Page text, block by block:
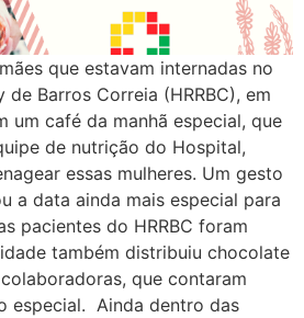
que estavam internadas no
de Barros Correia (HRRBC), em
um café da manhã especial, que
de nutrição do Hospital,
essas mulheres. Um gesto
a data ainda mais especial para
pacientes do HRRBC foram
também distribuiu chocolate
que contaram
especial. Ainda dentro das